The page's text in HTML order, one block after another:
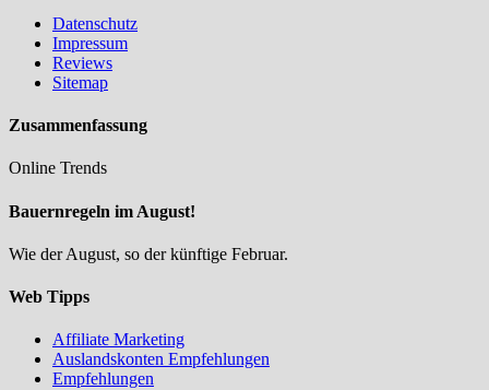
Datenschutz
Impressum
Reviews
Sitemap
Zusammenfassung
Online Trends
Bauernregeln im August!
Wie der August, so der künftige Februar.
Web Tipps
Affiliate Marketing
Auslandskonten Empfehlungen
Empfehlungen